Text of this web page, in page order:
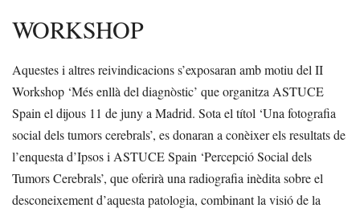
WORKSHOP
Aquestes i altres reivindicacions s’exposaran amb motiu del II
Workshop ‘Més enllà del diagnòstic’ que organitza ASTUCE
Spain el dijous 11 de juny a Madrid. Sota el títol ‘Una fotografia
social dels tumors cerebrals’, es donaran a conèixer els resultats de
l’enquesta d’Ipsos i ASTUCE Spain ‘Percepció Social dels
Tumors Cerebrals’, que oferirà una radiografia inèdita sobre el
desconeixement d’aquesta patologia, combinant la visió de la